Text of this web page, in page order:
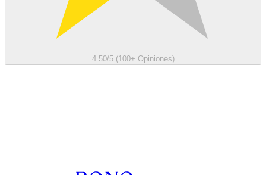
4.50/5 (100+ Opiniones)